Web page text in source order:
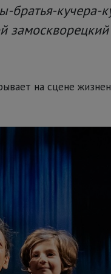
братья-
на сцене